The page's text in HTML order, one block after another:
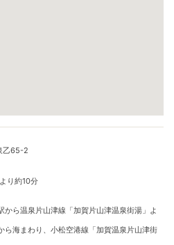
乙65-2
り約10分
から温泉片山津線「加賀片山津温泉街湯」よ
ら海まわり、小松空港線「加賀温泉片山津街